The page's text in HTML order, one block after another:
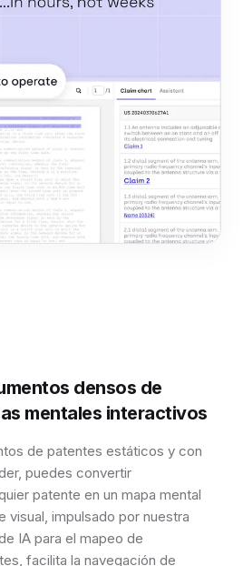
densos de
mentales interactivos
de patentes estáticos y con
puedes convertir
patente en un mapa mental
visual, impulsado por nuestra
IA para el mapeo de
facilita la navegación de